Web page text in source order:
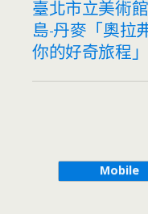
臺北市立美術
島-丹麥「奧拉
你的好奇旅程」
Mobile